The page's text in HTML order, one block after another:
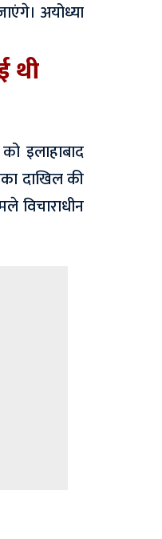
अयोध्या
थी
इलाहाबाद
दाखिल की
विचाराधीन